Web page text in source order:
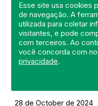
Esse site usa cookies
de navegação. A
utilizada para coletar
visitantes, e pode
com terceiros. Ao
você concorda com
privacidade.
Visita a UPA 24H
DEFIS
28 de October de 2024